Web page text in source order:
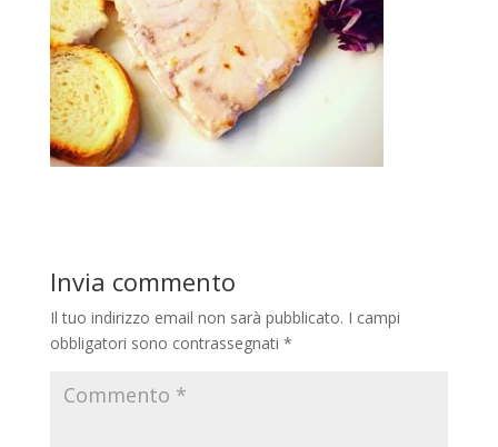
Invia commento
Il tuo indirizzo email non sarà pubblicato. I campi
obbligatori sono contrassegnati *